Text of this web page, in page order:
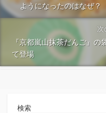
ようになったのはなぜ？
次
『京都嵐山抹茶だんご』
て登場
検索